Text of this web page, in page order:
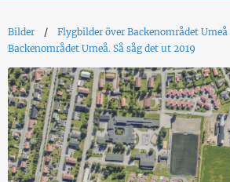
Bilder Flygbilder över Backenområdet Umeå
Backenområdet Umeå. Så såg det ut 2019